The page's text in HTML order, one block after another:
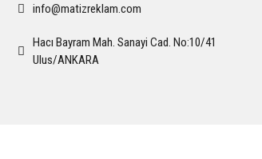
info@matizreklam.com
Hacı Bayram Mah. Sanayi Cad. No:10/41
Ulus/ANKARA